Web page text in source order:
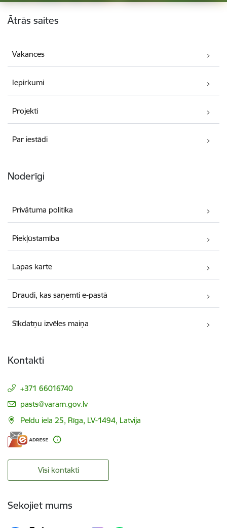
Kājene
Ātrās saites
Vakances
Iepirkumi
Projekti
Par iestādi
Noderīgi
Privātuma politika
Piekļūstamība
Lapas karte
Draudi, kas saņemti e-pastā
Sīkdatņu izvēles maiņa
Kontakti
+371 66016740
E-pasts:
pasts@varam.gov.lv
Peldu iela 25, Rīga, LV-1494, Latvija
Visi kontakti
Sekojiet mums